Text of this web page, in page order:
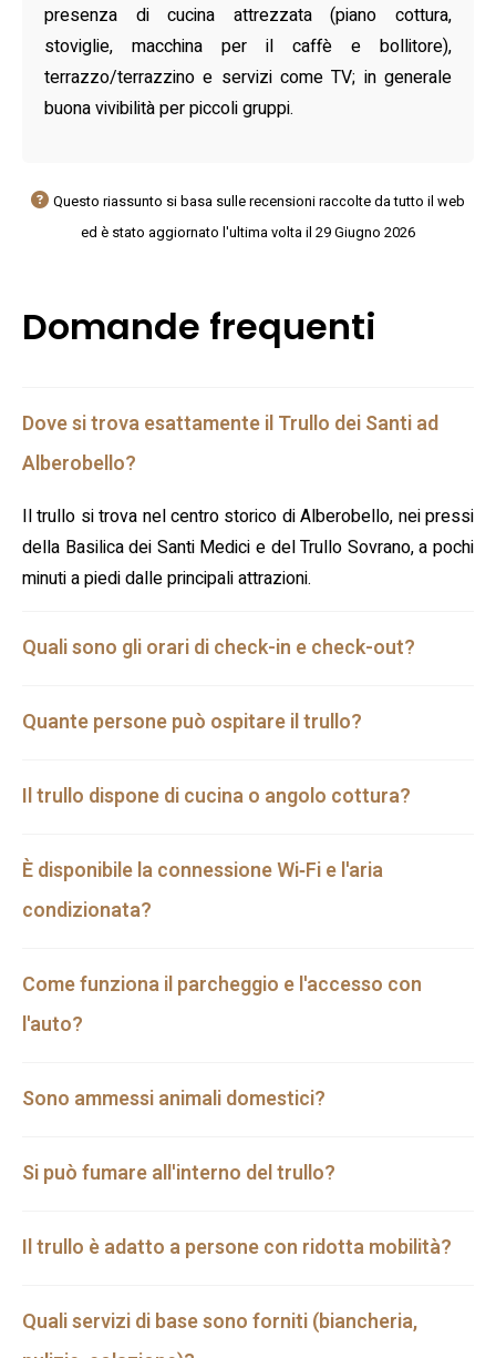
presenza di cucina attrezzata (piano cottura,
stoviglie, macchina per il caffè e bollitore),
terrazzo/terrazzino e servizi come TV; in generale
buona vivibilità per piccoli gruppi.
Questo riassunto si basa sulle recensioni raccolte da tutto il web
ed è stato aggiornato l'ultima volta il 29 Giugno 2026
Domande frequenti
Dove si trova esattamente il Trullo dei Santi ad
Alberobello?
Il trullo si trova nel centro storico di Alberobello, nei pressi
della Basilica dei Santi Medici e del Trullo Sovrano, a pochi
minuti a piedi dalle principali attrazioni.
Quali sono gli orari di check-in e check-out?
Quante persone può ospitare il trullo?
Il trullo dispone di cucina o angolo cottura?
È disponibile la connessione Wi‑Fi e l'aria
condizionata?
Come funziona il parcheggio e l'accesso con
l'auto?
Sono ammessi animali domestici?
Si può fumare all'interno del trullo?
Il trullo è adatto a persone con ridotta mobilità?
Quali servizi di base sono forniti (biancheria,